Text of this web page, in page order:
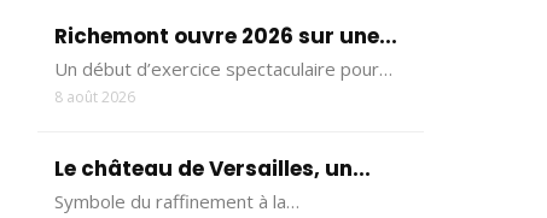
Richemont ouvre 2026 sur une...
Un début d’exercice spectaculaire pour…
8 août 2026
Le château de Versailles, un...
Symbole du raffinement à la…